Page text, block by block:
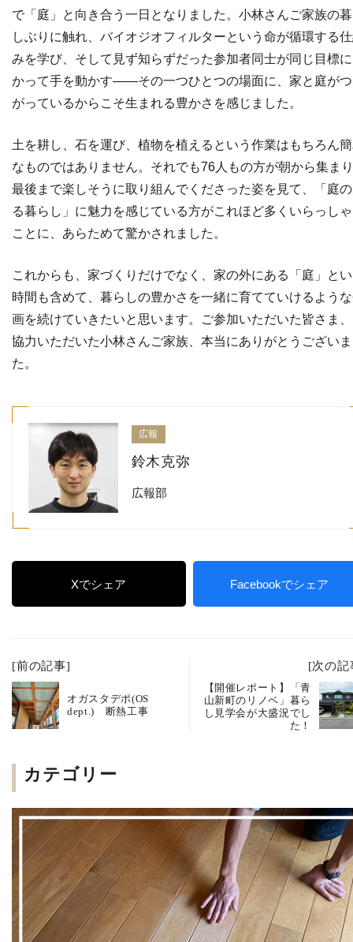
で「庭」と向き合う一日となりました。小林さんご家族の
しぶりに触れ、バイオジオフィルターという命が循環する
みを学び、そして見ず知らずだった参加者同士が同じ目標
かって手を動かす——その一つひとつの場面に、家と庭が
がっているからこそ生まれる豊かさを感じました。
土を耕し、石を運び、植物を植えるという作業はもちろん
なものではありません。それでも76人もの方が朝から集ま
最後まで楽しそうに取り組んでくださった姿を見て、「庭
る暮らし」に魅力を感じている方がこれほど多くいらっし
ことに、あらためて驚かされました。
これからも、家づくりだけでなく、家の外にある「庭」と
時間も含めて、暮らしの豊かさを一緒に育てていけるよう
画を続けていきたいと思います。ご参加いただいた皆さま
協力いただいた小林さんご家族、本当にありがとうござい
た。
広報
鈴木克弥
広報部
Xでシェア Facebookでシェア
[前の記事]
オガスタデポ(OS
dept.) 断熱工事
[次の記
【開催レポート】「青
山新町のリノベ」暮ら
し見学会が大盛況でし
た！
カテゴリー